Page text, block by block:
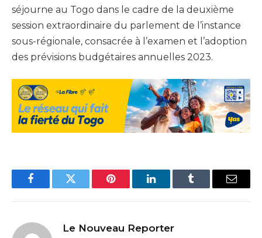
séjourne au Togo dans le cadre de la deuxième
session extraordinaire du parlement de l’instance
sous-régionale, consacrée à l’examen et l’adoption
des prévisions budgétaires annuelles 2023.
FacebookTwitter Pinterest LinkedInTumblr Email
Le Nouveau Reporter